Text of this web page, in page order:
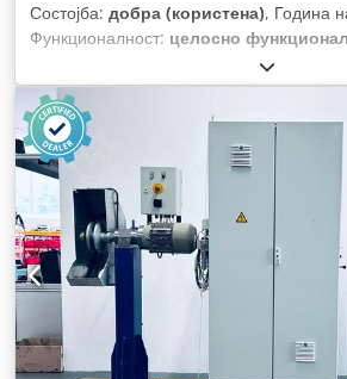
Состојба: добра (користена), Година
Функционалност: целосно